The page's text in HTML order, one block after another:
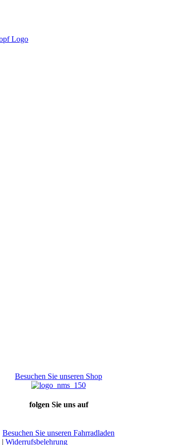
Besuchen Sie unseren Shop
folgen Sie uns auf
Besuchen Sie unseren Fahrradladen
| Widerrufsbelehrung